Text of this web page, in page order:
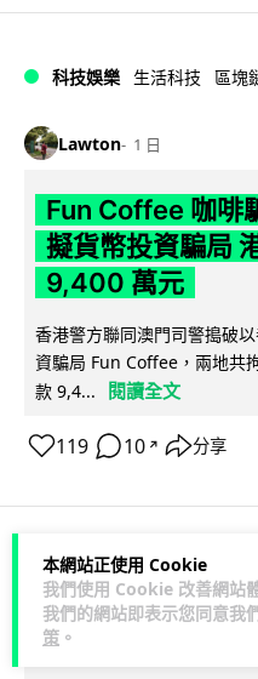
本網站正使用 Cookie
我們使用 Cookie 改善網站
我們的網站即表示您同意我
策 。
科技娛樂 生活科技 區塊
Lawton 1 日
Fun Coffee 咖啡
擬貨幣投資騙局
9,400 萬元
香港警方聯同澳門司警搗破
資騙局 Fun Coffee，兩地共
款 9,4...
閱讀全文
119 10 ↗ 分享
科技娛樂 生活科技
Lawton